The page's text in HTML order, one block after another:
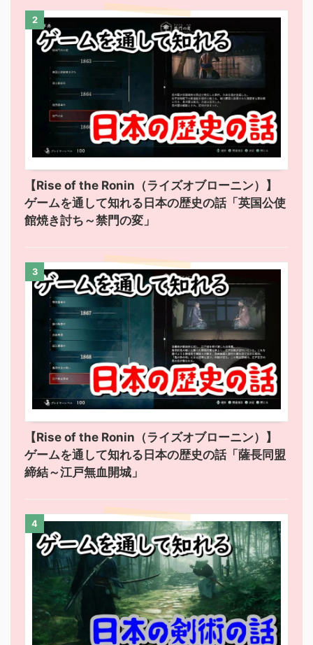
2
【Rise of the Ronin（ライズオブローニン）】
ゲームを通して知れる日本の歴史の話「英国公使
館焼き討ち～禁門の変」
3
【Rise of the Ronin（ライズオブローニン）】
ゲームを通して知れる日本の歴史の話「薩長同盟
締結～江戸無血開城」
4